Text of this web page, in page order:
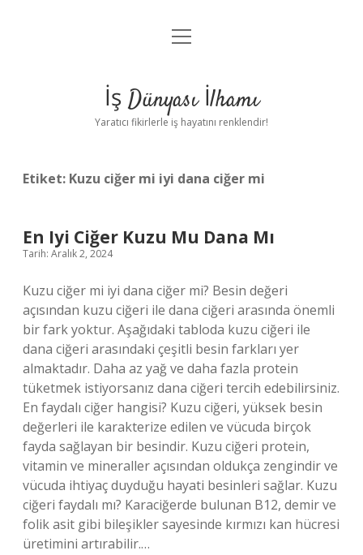
Anasayfa
Yasal Uyarı
menüyü
İş Dünyası İlhamı
Yaratıcı fikirlerle iş hayatını renklendir!
Etiket: Kuzu ciğer mi iyi dana ciğer mi
En Iyi Ciğer Kuzu Mu Dana Mı
Tarih: Aralık 2, 2024
Kuzu ciğer mi iyi dana ciğer mi? Besin değeri
açısından kuzu ciğeri ile dana ciğeri arasında önemli
bir fark yoktur. Aşağıdaki tabloda kuzu ciğeri ile
dana ciğeri arasındaki çeşitli besin farkları yer
almaktadır. Daha az yağ ve daha fazla protein
tüketmek istiyorsanız dana ciğeri tercih edebilirsiniz.
En faydalı ciğer hangisi? Kuzu ciğeri, yüksek besin
değerleri ile karakterize edilen ve vücuda birçok
fayda sağlayan bir besindir. Kuzu ciğeri protein,
vitamin ve mineraller açısından oldukça zengindir ve
vücuda ihtiyaç duyduğu hayati besinleri sağlar. Kuzu
ciğeri faydalı mı? Karaciğerde bulunan B12, demir ve
folik asit gibi bileşikler sayesinde kırmızı kan hücresi
üretimini artırabilir.…